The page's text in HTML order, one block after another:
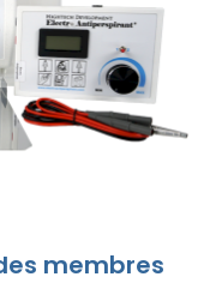
membres